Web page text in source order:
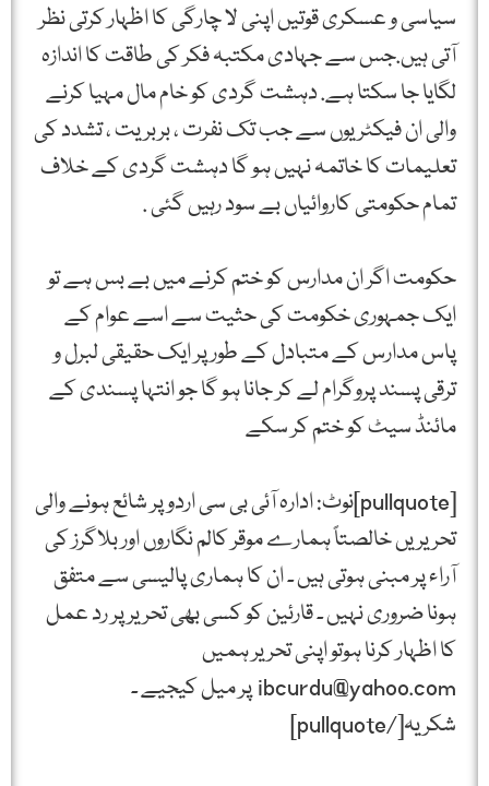
سیاسی و عسکری قوتیں اپنی لا چارگی کا اظہار کرتی نظر
آتی ہیں.جس سے جہادی مکتبہ فکر کی طاقت کا اندازہ
لگایا جا سکتا ہے. دہشت گردی کو خام مال مہیا کرنے
والی ان فیکٹریوں سے جب تک نفرت ، بربریت ، تشدد کی
تعلیمات کا خاتمہ نہیں ہو گا دہشت گردی کے خلاف
تمام حکومتی کاروائیاں بے سود رہیں گئی .
حکومت اگر ان مدارس کو ختم کرنے میں بے بس ہے تو
ایک جمہوری خکومت کی حثیت سے اسے عوام کے
پاس مدارس کے متبادل کے طور پر ایک حقیقی لبرل و
ترقی پسند پروگرام لے کر جانا ہو گا جو انتہا پسندی کے
مائنڈ سیٹ کو ختم کر سکے
[pullquote]نوٹ: ادارہ آئی بی سی اردو پر شائع ہونے والی
تحریریں خالصتاً ہمارے موقر کالم نگاروں اور بلاگرز کی
آراء پر مبنی ہوتی ہیں ۔ ان کا ہماری پالیسی سے متفق
ہونا ضروری نہیں ۔ قارئین کو کسی بھی تحریر پر رد عمل
کا اظہار کرنا ہوتو اپنی تحریر ہمیں
ibcurdu@yahoo.com پر میل کیجیے ۔
شکریہ[/pullquote]